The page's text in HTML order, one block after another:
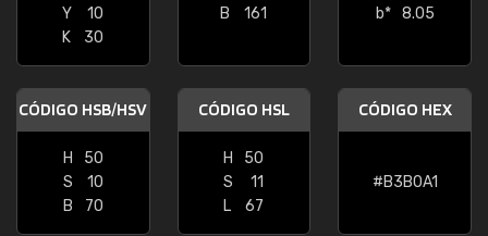
Y
10
K
30
B
161
b*
8.05
CÓDIGO HSB/HSV
H
50
S
10
B
70
CÓDIGO HSL
H
50
S
11
L
67
CÓDIGO HEX
#B3B0A1